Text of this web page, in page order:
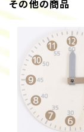
その他の商品